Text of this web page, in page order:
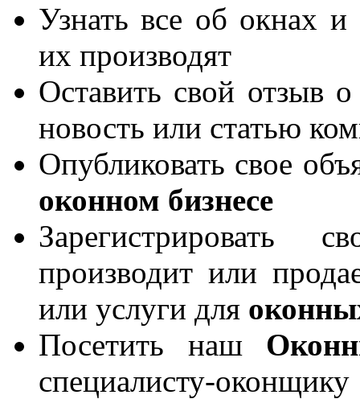
Узнать все об окнах и
их производят
Оставить свой отзыв
новость или статью
Опубликовать свое
оконном бизнесе
производит или
или услуги для
Посетить наш
специалисту-оконщику